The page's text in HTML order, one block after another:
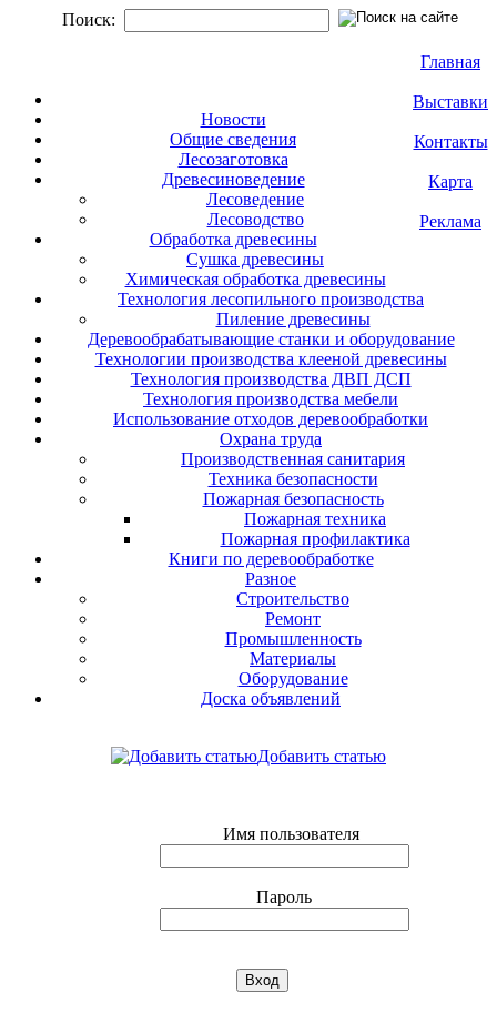
Поиск:
Главная
Выставки
Контакты
Карта
Реклама
Новости
Общие сведения
Лесозаготовка
Древесиноведение
Лесоведение
Лесоводство
Обработка древесины
Сушка древесины
Химическая обработка древесины
Технология лесопильного производства
Пиление древесины
Деревообрабатывающие станки и оборудование
Технологии производства клееной древесины
Технология производства ДВП ДСП
Технология производства мебели
Использование отходов деревообработки
Охрана труда
Производственная санитария
Техника безопасности
Пожарная безопасность
Пожарная техника
Пожарная профилактика
Книги по деревообработке
Разное
Строительство
Ремонт
Промышленность
Материалы
Оборудование
Доска объявлений
Добавить статью
Имя пользователя
Пароль